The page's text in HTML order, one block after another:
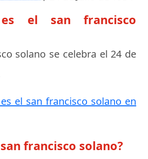
es el san francisco
solano se celebra el 24 de
el san francisco solano en
francisco solano?